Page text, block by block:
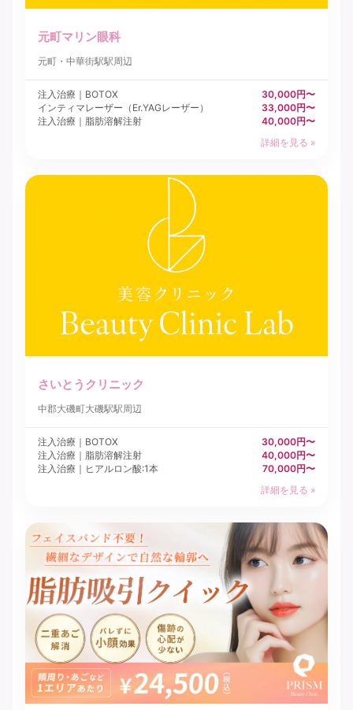
元町マリン眼科
元町・中華街駅駅周辺
注入治療｜BOTOX
30,000円〜
インティマレーザー（Er.YAGレーザー）
33,000円〜
注入治療｜脂肪溶解注射
40,000円〜
詳細を見る »
さいとうクリニック
中郡大磯町大磯駅駅周辺
注入治療｜BOTOX
30,000円〜
注入治療｜脂肪溶解注射
40,000円〜
注入治療｜ヒアルロン酸:1本
70,000円〜
詳細を見る »